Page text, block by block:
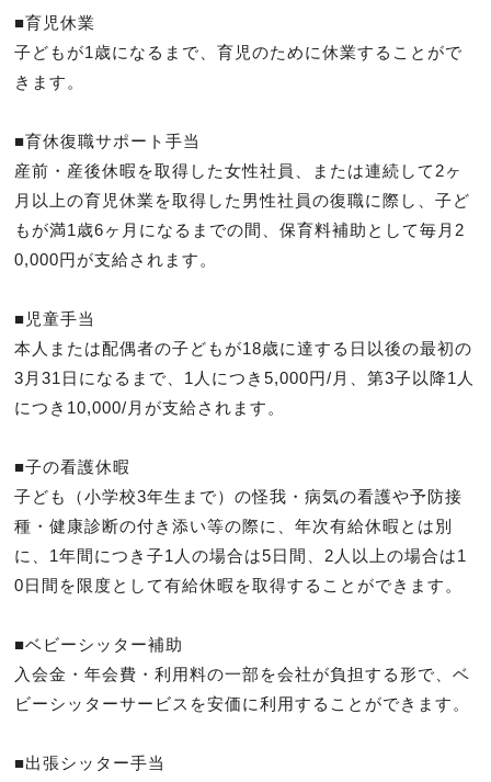
■育児休業
子どもが1歳になるまで、育児のために休業することがで
きます。
■育休復職サポート手当
産前・産後休暇を取得した女性社員、または連続して2ヶ
月以上の育児休業を取得した男性社員の復職に際し、子ど
もが満1歳6ヶ月になるまでの間、保育料補助として毎月2
0,000円が支給されます。
■児童手当
本人または配偶者の子どもが18歳に達する日以後の最初の
3月31日になるまで、1人につき5,000円/月、第3子以降1人
につき10,000/月が支給されます。
■子の看護休暇
子ども（小学校3年生まで）の怪我・病気の看護や予防接
種・健康診断の付き添い等の際に、年次有給休暇とは別
に、1年間につき子1人の場合は5日間、2人以上の場合は1
0日間を限度として有給休暇を取得することができます。
■ベビーシッター補助
入会金・年会費・利用料の一部を会社が負担する形で、ベ
ビーシッターサービスを安価に利用することができます。
■出張シッター手当